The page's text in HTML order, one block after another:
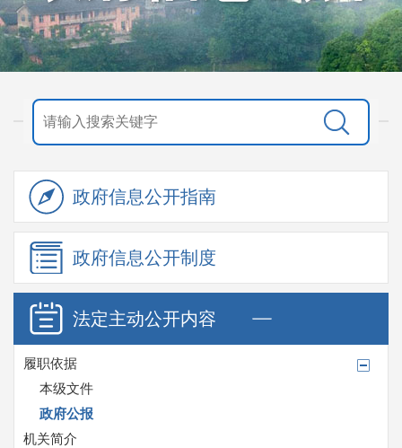
政府信息公开指南
政府信息公开制度
法定主动公开内容
履职依据
本级文件
政府公报
机关简介